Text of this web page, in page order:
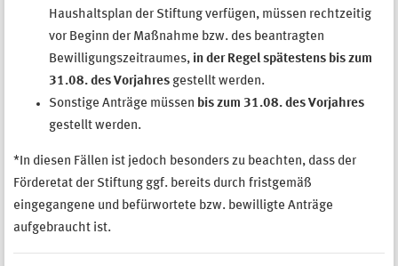
Haushaltsplan der Stiftung verfügen, müssen rechtzeitig
vor Beginn der Maßnahme bzw. des beantragten
Bewilligungszeitraumes, in der Regel spätestens bis zum
31.08. des Vorjahres gestellt werden.
Sonstige Anträge müssen bis zum 31.08. des Vorjahres
gestellt werden.
*In diesen Fällen ist jedoch besonders zu beachten, dass der
Förderetat der Stiftung ggf. bereits durch fristgemäß
eingegangene und befürwortete bzw. bewilligte Anträge
aufgebraucht ist.